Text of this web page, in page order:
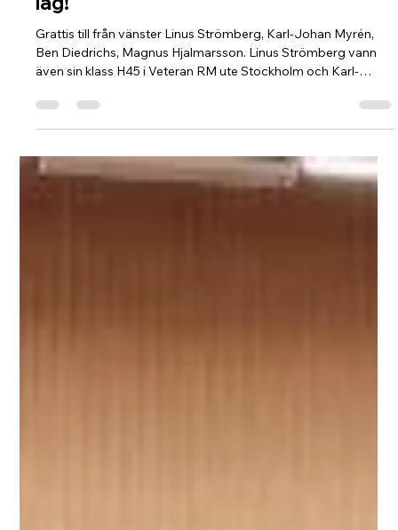
STK har Sveriges 3-dje bästa H45-
lag!
Grattis till från vänster Linus Strömberg, Karl-Johan Myrén,
även sin klass H45 i Veteran RM ute Stockholm och Karl-
Johan Myrén klass H50.